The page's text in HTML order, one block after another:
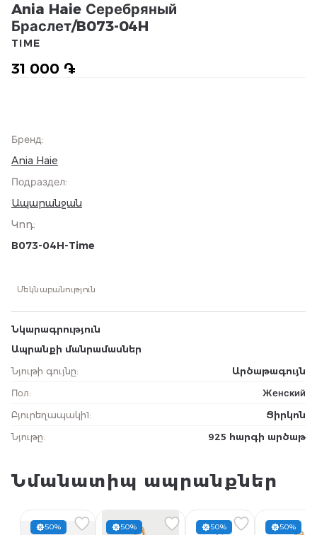
Ania Haie Серебряный
Браслет/B073-04H
31 000 ֏
TIME
Бренд:
Ania Haie
Подраздел:
Ապարանջան
Կոդ:
B073-04H-Time
Մեկնաբանություն
Նկարագրություն
Ապրանքի մանրամասներ
Նյութի գույնը:
Արծաթագույն
Пол:
Женский
Բյուրեղապակի1:
Ցիրկոն
Նյութը: 925 հարգի արծաթ
Նմանատիպ ապրանքներ
50% 50% 50% 50%